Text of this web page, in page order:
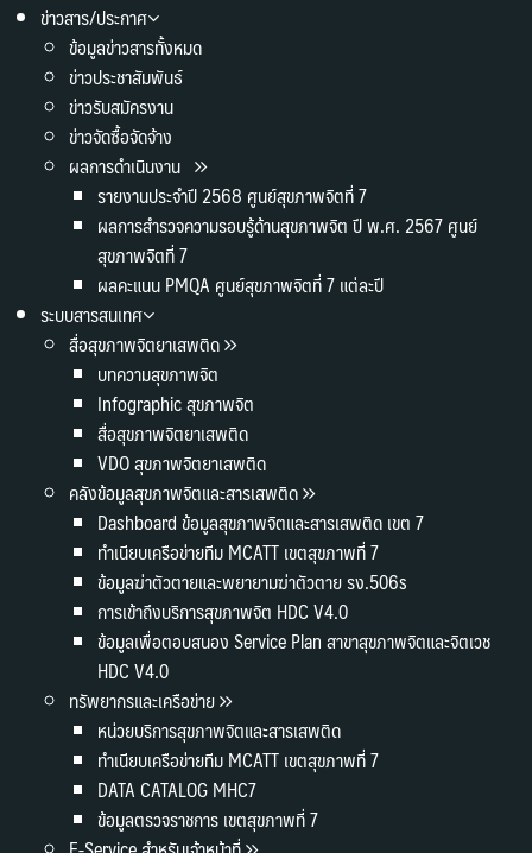
ข่าวสาร/ประกาศ
ข้อมูลข่าวสารทั้งหมด
ข่าวประชาสัมพันธ์
ข่าวรับสมัครงาน
ข่าวจัดซื้อจัดจ้าง
ผลการดำเนินงาน
รายงานประจำปี 2568 ศูนย์สุขภาพจิตที่ 7
ผลการสำรวจความรอบรู้ด้านสุขภาพจิต ปี พ.ศ. 2567 ศูนย์
สุขภาพจิตที่ 7
ผลคะแนน PMQA ศูนย์สุขภาพจิตที่ 7 แต่ละปี
ระบบสารสนเทศ
สื่อสุขภาพจิตยาเสพติด
บทความสุขภาพจิต
Infographic สุขภาพจิต
สื่อสุขภาพจิตยาเสพติด
VDO สุขภาพจิตยาเสพติด
คลังข้อมูลสุขภาพจิตและสารเสพติด
Dashboard ข้อมูลสุขภาพจิตและสารเสพติด เขต 7
ทำเนียบเครือข่ายทีม MCATT เขตสุขภาพที่ 7
ข้อมูลฆ่าตัวตายและพยายามฆ่าตัวตาย รง.506s
การเข้าถึงบริการสุขภาพจิต HDC V4.0
ข้อมูลเพื่อตอบสนอง Service Plan สาขาสุขภาพจิตและจิตเวช
HDC V4.0
ทรัพยากรและเครือข่าย
หน่วยบริการสุขภาพจิตและสารเสพติด
ทำเนียบเครือข่ายทีม MCATT เขตสุขภาพที่ 7
DATA CATALOG MHC7
ข้อมูลตรวจราชการ เขตสุขภาพที่ 7